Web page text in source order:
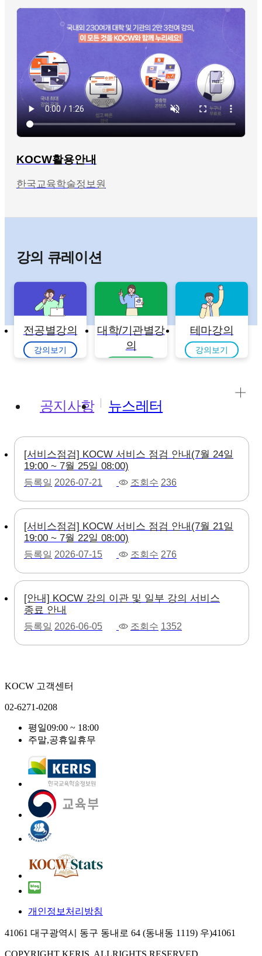
KOCW활용안내
한국교육학술정보원
강의 큐레이션
전공별강의
강의보기
대학/기관별강
의
테마강의
강의보기
공지사항 뉴스레터
[서비스점검] KOCW 서비스 점검 안내(7월 24일
19:00 ~ 7월 25일 08:00)
등록일 2026-07-21 조회수 236
[서비스점검] KOCW 서비스 점검 안내(7월 21일
19:00 ~ 7월 22일 08:00)
등록일 2026-07-15 조회수 276
[안내] KOCW 강의 이관 및 일부 강의 서비스
종료 안내
등록일 2026-06-05 조회수 1352
KOCW 고객센터
02-6271-0208
평일09:00 ~ 18:00
주말,공휴일휴무
개인정보처리방침
41061 대구광역시 동구 동내로 64 (동내동 1119) 우)41061
COPYRIGHT KERIS. ALLRIGHTS RESERVED